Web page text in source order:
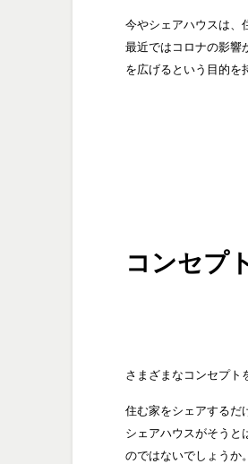
今やシェアハウスは、
最近ではコロナの影響
を広げるという目的を
コンセプ
さまざまなコンセプト
住む家をシェアするだ
シェアハウスがそうと
のではないでしょうか。